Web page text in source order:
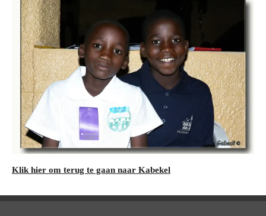
Klik hier om terug te gaan naar Kabekel